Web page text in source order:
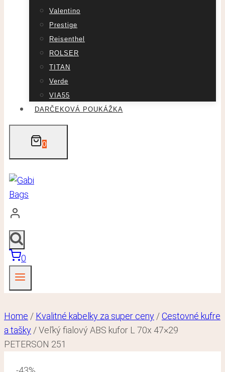
Valentino
Prestige
Reisenthel
ROLSER
TITAN
Verde
VIA55
DARČEKOVÁ POUKÁŽKA
0
0
Home / Kvalitné kabelky za super ceny /Cestovné kufre
a tašky /Veľký fialový ABS kufor L 70x 47×29
PETERSON 251